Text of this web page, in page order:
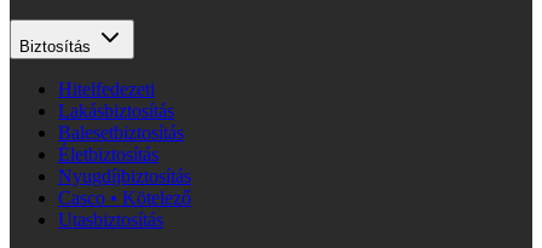
Biztosítás
Hitelfedezeti
Lakásbiztosítás
Balesetbiztosítás
Életbiztosítás
Nyugdíjbiztosítás
Casco • Kötelező
Utasbiztosítás